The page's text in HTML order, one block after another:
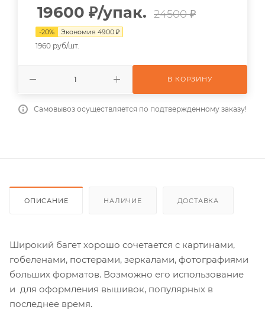
19600 ₽/упак. 24500 ₽
-20% Экономия 4900 ₽
1960 руб/шт.
В КОРЗИНУ
Самовывоз осуществляется по подтвержденному заказу!
ОПИСАНИЕ НАЛИЧИЕ ДОСТАВКА
Широкий багет хорошо сочетается с картинами,
гобеленами, постерами, зеркалами, фотографиями
больших форматов. Возможно его использование
и для оформления вышивок, популярных в
последнее время.